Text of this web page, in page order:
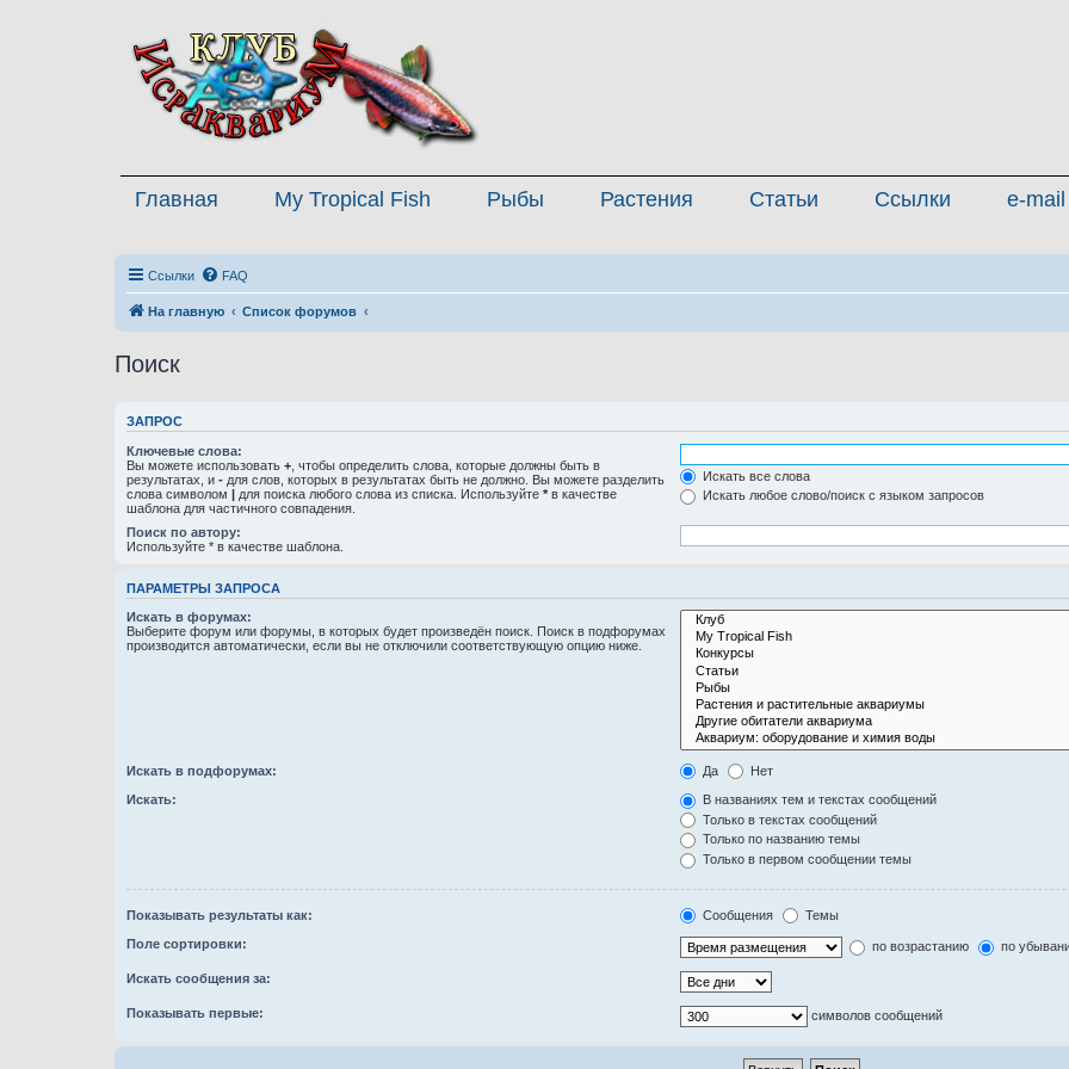
Главная My Tropical Fish Рыбы Растения Статьи Ссылки e-mail
Ссылки FAQ
На главную Список форумов
Поиск
ЗАПРОС
Ключевые слова:
Вы можете использовать + , чтобы определить слова, которые должны быть в
результатах, и - для слов, которых в результатах быть не должно. Вы можете разделить
слова символом | для поиска любого слова из списка. Используйте * в качестве
шаблона для частичного совпадения.
Искать все слова
Искать любое слово/поиск с языком запросов
Поиск по автору:
Используйте * в качестве шаблона.
ПАРАМЕТРЫ ЗАПРОСА
Искать в форумах:
Выберите форум или форумы, в которых будет произведён поиск. Поиск в подфорумах
производится автоматически, если вы не отключили соответствующую опцию ниже.
Искать в подфорумах: Да Нет
Искать:
В названиях тем и текстах сообщений
Только в текстах сообщений
Только по названию темы
Только в первом сообщении темы
Показывать результаты как: Сообщения Темы
Поле сортировки: по возрастанию по
Искать сообщения за:
Показывать первые: символов сообщений